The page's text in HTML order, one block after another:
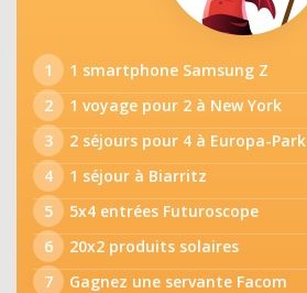
1
1 smartphone Samsung Z
2
1 voyage pour 2 à New York
3
2 séjours pour 4 à Europa-Park
4
1 séjour à Biarritz
5
5x4 entrées Futuroscope
6
20x2 produits solaires
7
Gagnez une servante Facom